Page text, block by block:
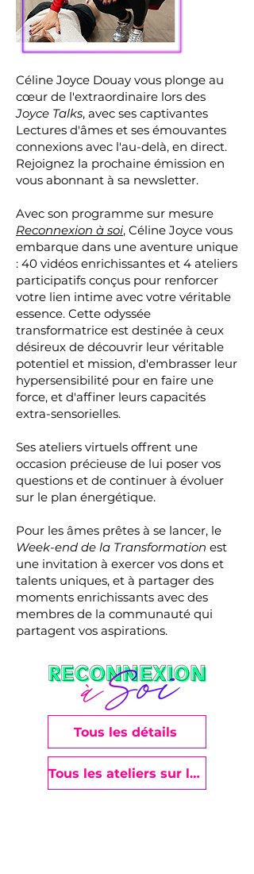
Céline Joyce Douay vous plonge au
cœur de l'extraordinaire lors des
Joyce Talks, avec ses captivantes
Lectures d'âmes et ses émouvantes
connexions avec l'au-delà, en direct.
Rejoignez la prochaine émission en
vous abonnant à sa newsletter.
Avec son programme sur mesure
Reconnexion à soi, Céline Joyce vous
embarque dans une aventure unique
: 40 vidéos enrichissantes et 4 ateliers
participatifs conçus pour renforcer
votre lien intime avec votre véritable
essence. Cette odyssée
transformatrice est destinée à ceux
désireux de découvrir leur véritable
potentiel et mission, d'embrasser leur
hypersensibilité pour en faire une
force, et d'affiner leurs capacités
extra-sensorielles.
Ses ateliers virtuels offrent une
occasion précieuse de lui poser vos
questions et de continuer à évoluer
sur le plan énergétique.
Pour les âmes prêtes à se lancer, le
Week-end de la Transformation est
une invitation à exercer vos dons et
talents uniques, et à partager des
moments enrichissants avec des
membres de la communauté qui
partagent vos aspirations.
Tous les détails
Tous les ateliers sur le Joyce's Store